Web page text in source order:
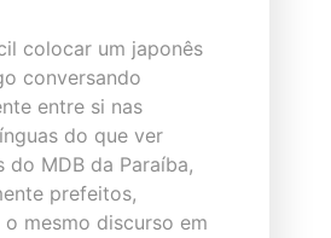
colocar um japonês
conversando
entre si nas
do que ver
do MDB da Paraíba,
prefeitos,
mesmo discurso em